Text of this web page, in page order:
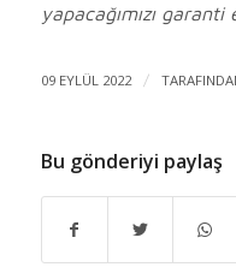
yapacağımızı garanti
09 EYLÜL 2022 /
Bu gönderiyi paylaş